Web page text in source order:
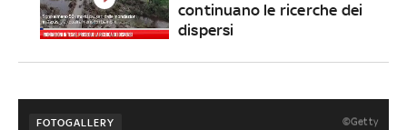
continuano le ricerche dei
dispersi
FOTOGALLERY ©Getty